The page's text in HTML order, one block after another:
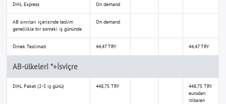
DHL Express On demand
AB sınırları içerisinde teslim
genellikle bir sonraki iş gününde
On demand
Örnek Teslimatı 44,47 TRY 44,47 TRY
AB-ülkeleri *+İsviçre
DHL Paket (2-5 iş günü) 448,75 TRY
448,75 TRY
eurodan
itibaren